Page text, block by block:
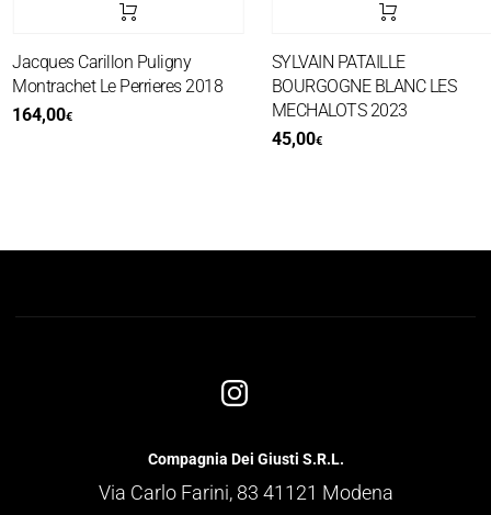
Jacques Carillon Puligny
Montrachet Le Perrieres 2018
164,00€
SYLVAIN PATAILLE
BOURGOGNE BLANC LES
MECHALOTS 2023
45,00€
Compagnia Dei Giusti S.R.L.
Via Carlo Farini, 83 41121 Modena